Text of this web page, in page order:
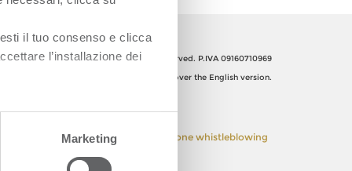
il tuo consenso e clicca
l’installazione dei
Marketing
Orsero SpA, Italy. All Rights reserved. P.IVA 09160710969
The Italian text shall prevail over the English version.
Privacy Policy Segnalazione whistleblowing